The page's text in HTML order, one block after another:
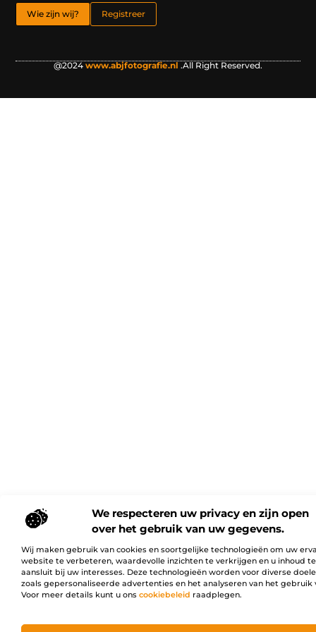
We respecteren uw privacy en zijn open
over het gebruik van uw gegevens.
Wij maken gebruik van cookies en soortgelijke technologieën om uw
website te verbeteren, waardevolle inzichten te verkrijgen en u inhoud
aansluit bij uw interesses. Deze technologieën worden voor diverse
zoals gepersonaliseerde advertenties en het analyseren van het gebruik
Voor meer details kunt u ons cookiebeleid raadplegen.
Wie zijn wij? Registreer
@2024www.abjfotografie.nl .All Right Reserved.